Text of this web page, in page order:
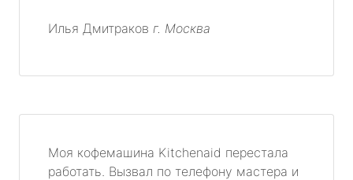
Илья Дмитраков г. Москва
Моя кофемашина Kitchenaid перестала
работать. Вызвал по телефону мастера и